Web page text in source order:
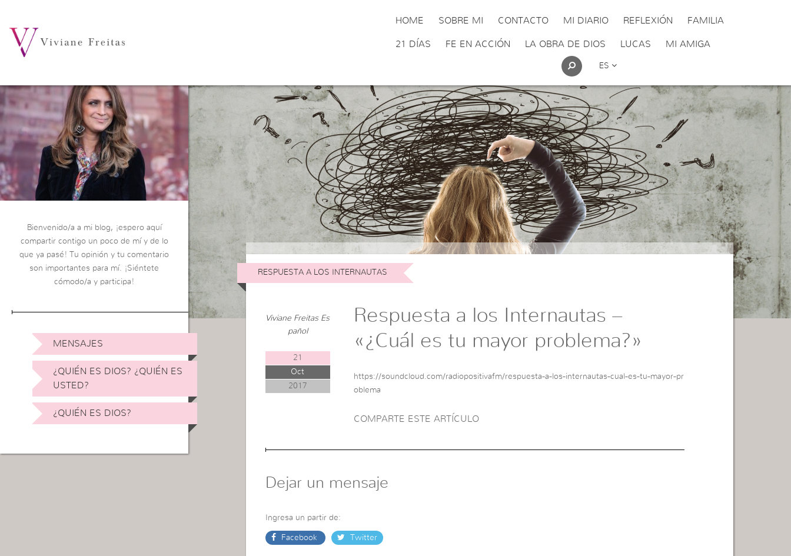
HOME SOBRE MI CONTACTO MI DIARIO REFLEXIÓN FAMILIA
21 DÍAS FE EN ACCIÓN LA OBRA DE DIOS LUCAS MI AMIGA
ES
Bienvenido/a a mi blog, ¡espero aquí
compartir contigo un poco de mí y de lo
que ya pasé! Tu opinión y tu comentario
son importantes para mí. ¡Siéntete
cómodo/a y participa!
MENSAJES
¿QUIÉN ES DIOS? ¿QUIÉN ES
USTED?
¿QUIÉN ES DIOS?
RESPUESTA A LOS INTERNAUTAS
Viviane Freitas Es
pañol
21
Oct
2017
Respuesta a los Internautas –
«¿Cuál es tu mayor problema?»
https://soundcloud.com/radiopositivafm/respuesta-a-los-internautas-cual-es-tu-mayor-pr
oblema
COMPARTE ESTE ARTÍCULO
Dejar un mensaje
Ingresa un partir de:
Facebook Twitter